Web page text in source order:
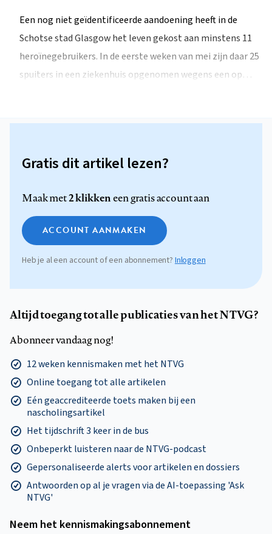
Een nog niet geïdentificeerde aandoening heeft in de
Schotse stad Glasgow het leven gekost aan minstens 11
heroïnegebruikers. In de eerste weken van mei zijn daar 25
spuiters in een ziekenhuis opgenomen wegens een op…
Gratis dit artikel lezen?
Maak met2 klikkeneen gratis account aan
ACCOUNT AANMAKEN
Heb je al een account of een abonnement? Inloggen
Altijd toegang tot alle publicaties van het NTVG?
Abonneer vandaag nog!
12 weken kennismaken met het NTVG
Online toegang tot alle artikelen
Eén geaccrediteerde toets maken bij een
nascholingsartikel
Het tijdschrift 3 keer in de bus
Onbeperkt luisteren naar de NTVG-podcast
Gepersonaliseerde alerts voor artikelen en dossiers
Antwoorden op al je vragen via de AI-toepassing 'Ask
NTVG'
Neem het kennismakings­abonnement